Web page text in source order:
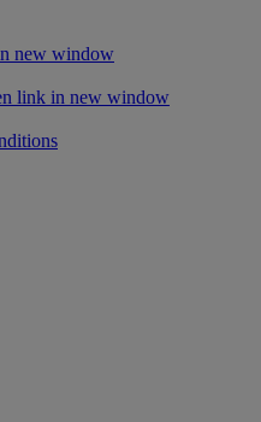
new window
link in new window